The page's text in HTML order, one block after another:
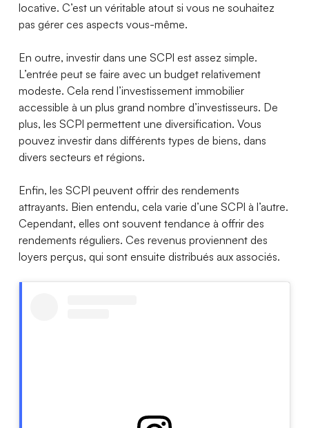
locative. C’est un véritable atout si vous ne souhaitez
pas gérer ces aspects vous-même.
En outre, investir dans une SCPI est assez simple.
L’entrée peut se faire avec un budget relativement
modeste. Cela rend l’investissement immobilier
accessible à un plus grand nombre d’investisseurs. De
plus, les SCPI permettent une diversification. Vous
pouvez investir dans différents types de biens, dans
divers secteurs et régions.
Enfin, les SCPI peuvent offrir des rendements
attrayants. Bien entendu, cela varie d’une SCPI à l’autre.
Cependant, elles ont souvent tendance à offrir des
rendements réguliers. Ces revenus proviennent des
loyers perçus, qui sont ensuite distribués aux associés.